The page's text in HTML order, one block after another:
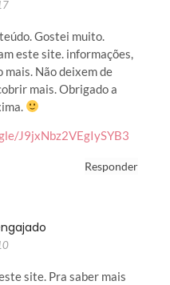
Gostei muito.
este site. informações,
mais. Não deixem de
mais. Obrigado a
J9jxNbz2VEgIySYB3
Responder
site. Pra saber mais